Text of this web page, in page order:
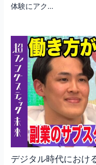
体験にアク…
デジタル時代におけ